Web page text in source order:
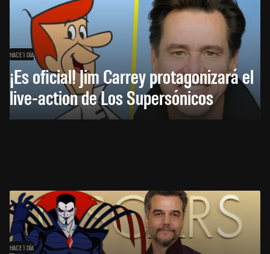
HACE 1 DÍA
¡Es oficial! Jim Carrey protagonizará el
live-action de Los Supersónicos
HACE 1 DÍA